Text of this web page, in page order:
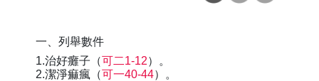
一、列舉數件
1.治好癱子（可二1-12）。
2.潔淨痲瘋（可一40-44）。